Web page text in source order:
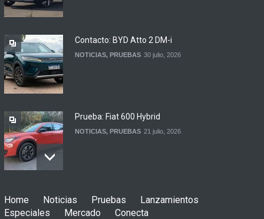
Contacto: BYD Atto 2 DM-i
NOTICIAS, PRUEBAS 30 julio, 2026
Prueba: Fiat 600 Hybrid
NOTICIAS, PRUEBAS 21 julio, 2026
NOTICIAS PRUEBAS
Home Noticias Pruebas
Lanzamientos
Especiales
Mercado Conecta